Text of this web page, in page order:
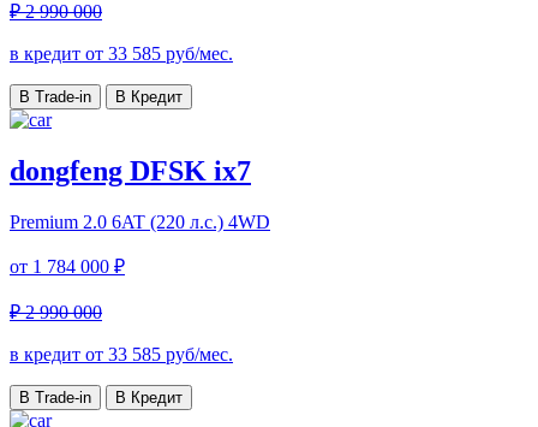
₽ 2 990 000
в кредит от 33 585 руб/мес.
В Trade-in В Кредит
dongfeng DFSK ix7
Premium 2.0 6AT (220 л.с.) 4WD
от 1 784 000 ₽
₽ 2 990 000
в кредит от 33 585 руб/мес.
В Trade-in В Кредит